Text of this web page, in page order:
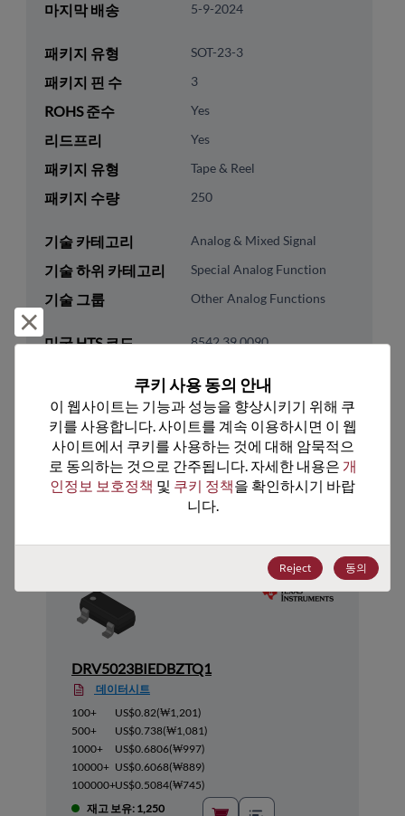
마지막 배송 5-9-2024
패키지 유형 SOT-23-3
패키지 핀 수 3
ROHS 준수 Yes
리드프리 Yes
패키지 유형 Tape & Reel
패키지 수량 250
기술 카테고리 Analog & Mixed Signal
기술 하위 카테고리 Special Analog Function
기술 그룹 Other Analog Functions
미국 HTS 코드 8542.39.0090
추천 대체 제품
DRV5023BIEDBZTQ1
데이터시트
100+
US$0.82(₩1,201)
500+
US$0.738(₩1,081)
1000+
US$0.6806(₩997)
10000+ US$0.6068(₩889)
100000+US$0.5084(₩745)
재고 보유: 1,250
쿠키 사용 동의 안내
이 웹사이트는 기능과 성능을 향상시키기 위해 쿠
키를 사용합니다. 사이트를 계속 이용하시면 이 웹
사이트에서 쿠키를 사용하는 것에 대해 암묵적으
로 동의하는 것으로 간주됩니다. 자세한 내용은 개
인정보 보호정책 및 쿠키 정책을 확인하시기 바랍
니다.
Reject 동의